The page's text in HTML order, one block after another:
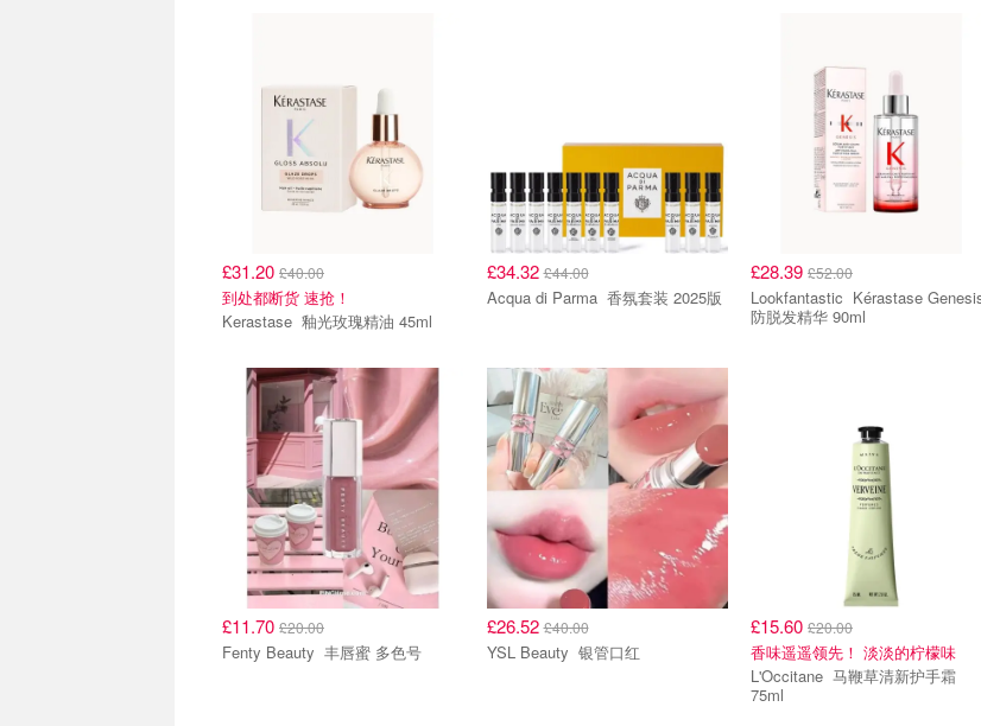
£31.20 £40.00
到处都断货 速抢！
Kerastase 釉光玫瑰精油 45ml
£34.32£44.00
Acqua di Parma 香氛套装 2025版
£28.39 £52.00
Lookfantastic Kérastase Genesis
防脱发精华 90ml
£11.70 £20.00
Fenty Beauty 丰唇蜜 多色号
£26.52£40.00
YSL Beauty 银管口红
£15.60 £20.00
香味遥遥领先！ 淡淡的柠檬味
L'Occitane 马鞭草清新护手霜
75ml